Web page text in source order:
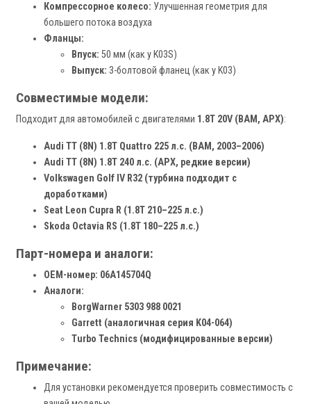
Компрессорное колесо: Улучшенная геометрия для
большего потока воздуха
Фланцы:
Впуск: 50 мм (как у K03S)
Выпуск: 3-болтовой фланец (как у K03)
Совместимые модели:
Подходит для автомобилей с двигателями 1.8T 20V (BAM, APX):
Audi TT (8N) 1.8T Quattro 225 л.с. (BAM, 2003–2006)
Audi TT (8N) 1.8T 240 л.с. (APX, редкие версии)
Volkswagen Golf IV R32 (турбина подходит с
доработками)
Seat Leon Cupra R (1.8T 210–225 л.с.)
Skoda Octavia RS (1.8T 180–225 л.с.)
Парт-номера и аналоги:
OEM-номер: 06A145704Q
Аналоги:
BorgWarner 5303 988 0021
Garrett (аналогичная серия K04-064)
Turbo Technics (модифицированные версии)
Примечание:
Для установки рекомендуется проверить совместимость с